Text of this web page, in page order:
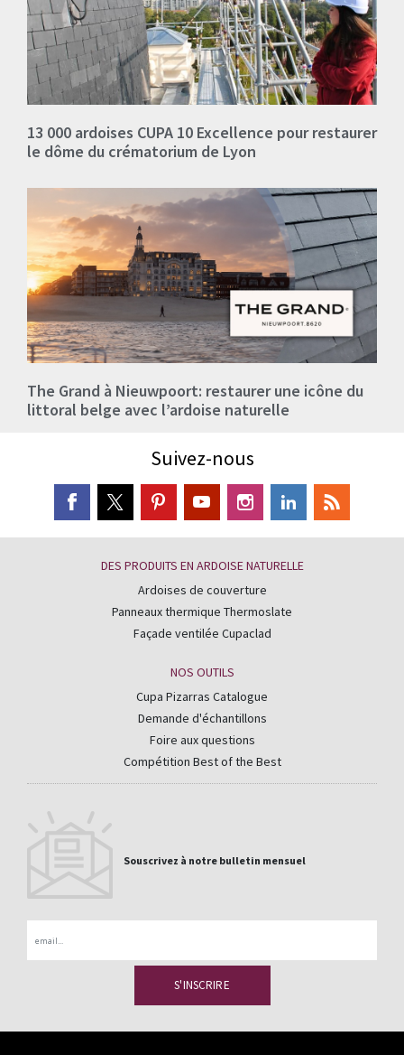
13 000 ardoises CUPA 10 Excellence pour restaurer
le dôme du crématorium de Lyon
The Grand à Nieuwpoort: restaurer une icône du
littoral belge avec l’ardoise naturelle
Suivez-nous
DES PRODUITS EN ARDOISE NATURELLE
Ardoises de couverture
Panneaux thermique Thermoslate
Façade ventilée Cupaclad
NOS OUTILS
Cupa Pizarras Catalogue
Demande d'échantillons
Foire aux questions
Compétition Best of the Best
Souscrivez à notre bulletin mensuel